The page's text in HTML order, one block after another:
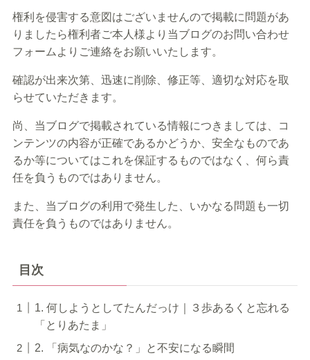
権利を侵害する意図はございませんので掲載に問題があ
りましたら権利者ご本人様より当ブログのお問い合わせ
フォームよりご連絡をお願いいたします。
確認が出来次第、迅速に削除、修正等、適切な対応を取
らせていただきます。
尚、当ブログで掲載されている情報につきましては、コ
ンテンツの内容が正確であるかどうか、安全なものであ
るか等についてはこれを保証するものではなく、何ら責
任を負うものではありません。
また、当ブログの利用で発生した、いかなる問題も一切
責任を負うものではありません。
目次
1. 何しようとしてたんだっけ｜３歩あるくと忘れる
「とりあたま」
2. 「病気なのかな？」と不安になる瞬間